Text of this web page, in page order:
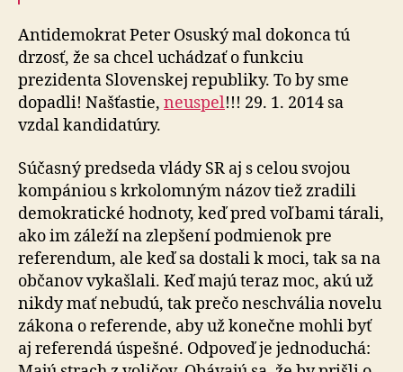
Antidemokrat Peter Osuský mal dokonca tú
drzosť, že sa chcel uchádzať o funkciu
prezidenta Slovenskej republiky. To by sme
dopadli! Našťastie, neuspel!!! 29. 1. 2014 sa
vzdal kandidatúry.
Súčasný predseda vlády SR aj s celou svojou
kompániou s krkolomným názov tiež zradili
demokratické hodnoty, keď pred voľbami tárali,
ako im záleží na zlepšení podmienok pre
referendum, ale keď sa dostali k moci, tak sa na
občanov vykašlali. Keď majú teraz moc, akú už
nikdy mať nebudú, tak prečo neschvália novelu
zákona o referende, aby už konečne mohli byť
aj referendá úspešné. Odpoveď je jednoduchá: